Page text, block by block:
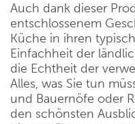
Auch dank dieser
entschlossenem
Küche in ihren
Einfachheit der
die Echtheit der
Alles, was Sie tun
und Bauernöfe oder
den schönsten